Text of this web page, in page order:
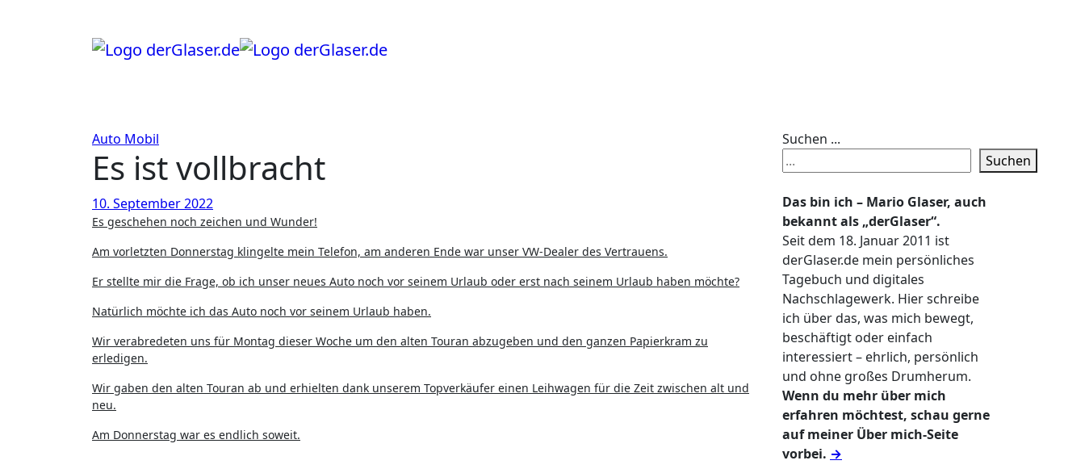
Auto Mobil
Es ist vollbracht
10. September 2022
Es geschehen noch zeichen und Wunder!
Am vorletzten Donnerstag klingelte mein Telefon, am anderen Ende war unser VW-Dealer des Vertrauens.
Er stellte mir die Frage, ob ich unser neues Auto noch vor seinem Urlaub oder erst nach seinem Urlaub haben möchte?
Natürlich möchte ich das Auto noch vor seinem Urlaub haben.
Wir verabredeten uns für Montag dieser Woche um den alten Touran abzugeben und den ganzen Papierkram zu
erledigen.
Wir gaben den alten Touran ab und erhielten dank unserem Topverkäufer einen Leihwagen für die Zeit zwischen alt und
neu.
Am Donnerstag war es endlich soweit.
Suchen ...
Suchen
Das bin ich – Mario Glaser, auch
bekannt als „derGlaser“.
Seit dem 18. Januar 2011 ist
derGlaser.de mein persönliches
Tagebuch und digitales
Nachschlagewerk. Hier schreibe
ich über das, was mich bewegt,
beschäftigt oder einfach
interessiert – ehrlich, persönlich
und ohne großes Drumherum.
Wenn du mehr über mich
erfahren möchtest, schau gerne
auf meiner Über mich-Seite
vorbei. →